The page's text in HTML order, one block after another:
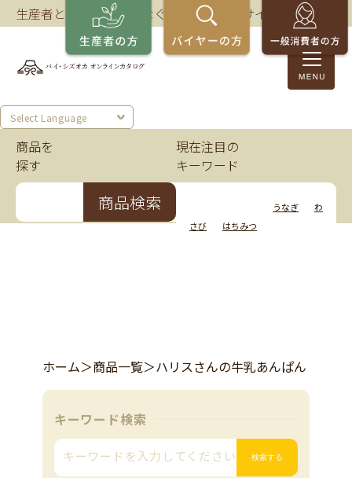
生産者とバイヤーをつなぐ、静岡の商談サイト。
Select Language
商品を
探す
商品検索
現在注目の
キーワード
うなぎ
わ
さび
はちみつ
ホーム＞商品一覧＞ハリスさんの牛乳あんぱん
キーワード検索